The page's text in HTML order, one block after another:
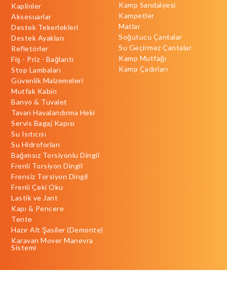
Kaplinler
Aksesuarlar
Destek Tekerlekleri
Destek Ayakları
Refletörler
Fiş - Priz - Bağlantı
Stop Lambaları
Güvenlik Malzemeleri
Mutfak Kabin
Banyo & Tuvalet
Tavan Havalandırma Heki
Servis Bagaj Kapısı
Su Isıtıcısı
Su Hidroforları
Bağımsız Torsiyonlu Dingil
Frenli Torsiyon Dingil
Frensiz Torsiyon Dingil
Frenli Çeki Oku
Lastik ve Jant
Kapı & Pencere
Tente
Hazır Alt Şasiler (Demonte)
Karavan Mover Manevra
Sistemi
Kamp Sandalyesi
Kampetler
Matlar
Soğutucu Çantalar
Su Geçirmez Çantalar
Kamp Mutfağı
Kamp Çadırları